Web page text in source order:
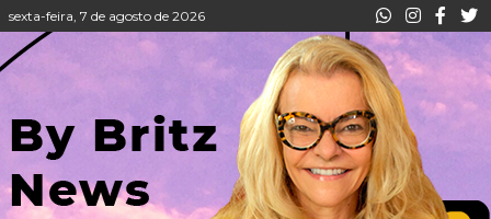
sexta-feira, 7 de agosto de 2026